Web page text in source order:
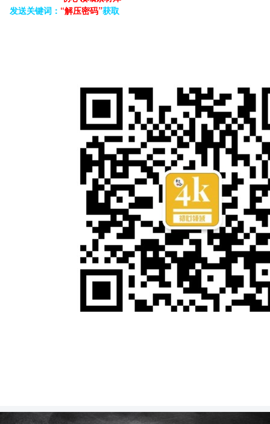
发送关键词： “解压密码”获取